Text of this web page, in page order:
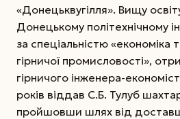
«Донецьквугілля». Вищу
Донецькому політехнічному
за спеціальністю «економіка
гірничої промисловості»,
гірничого інженера-
років віддав С.Б. Тулуб
пройшовши шлях від